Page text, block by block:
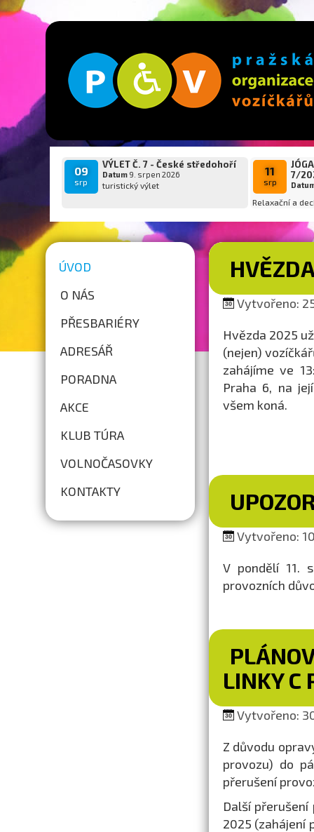
09
srp
VÝLET Č. 7 - České středohoří
Datum9. srpen 2026
turistický výlet
11
srp
7/
Relaxační a
ÚVOD
O NÁS
PŘESBARIÉRY
ADRESÁŘ
PORADNA
AKCE
KLUB TÚRA
VOLNOČASOVKY
KONTAKTY
Vytvořeno:
Hvězda 2025
(nejen)
zahájíme ve
Praha 6, na
všem koná.
Vytvořeno:
V pondělí 11.
provozních
LINKY C
Vytvořeno:
Z důvodu
provozu) do
přerušení
Další
2025 (zahájení